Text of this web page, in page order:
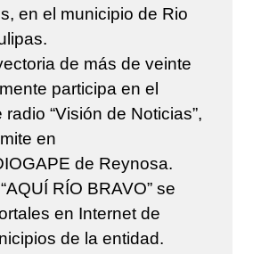
en el municipio de Rio
de más de veinte
participa en el
“Visión de Noticias”,
en
de Reynosa.
RÍO BRAVO” se
en Internet de
de la entidad.